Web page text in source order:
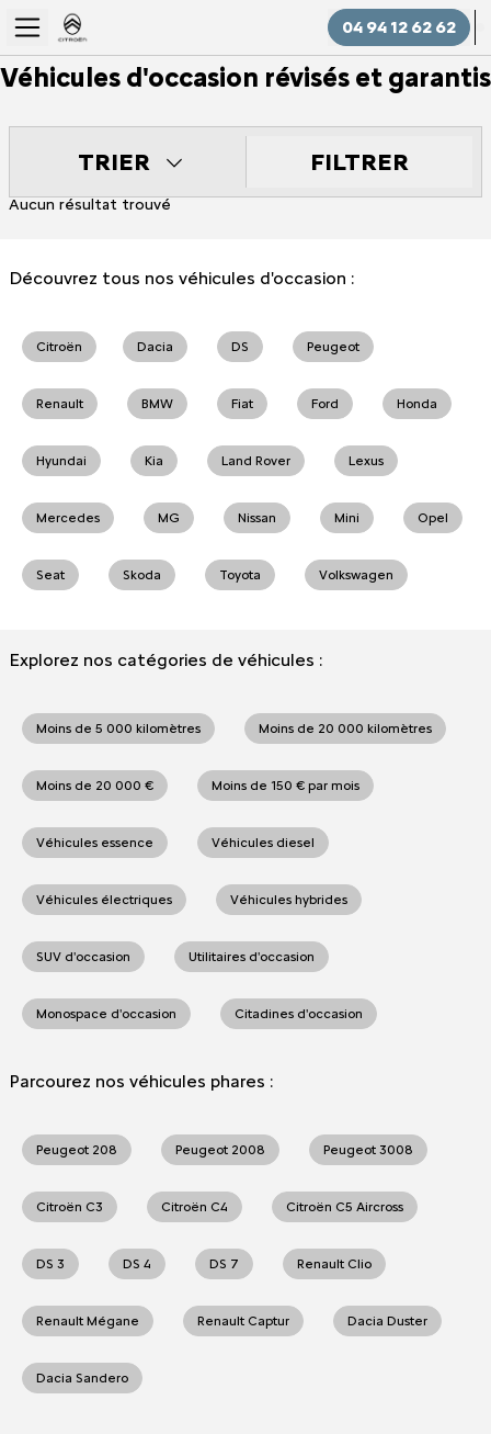
04 94 12 62 62
Véhicules d'occasion révisés et garantis
TRIER FILTRER
Aucun résultat trouvé
Découvrez tous nos véhicules d'occasion :
Citroën Dacia DS Peugeot
Renault BMW Fiat Ford Honda
Hyundai Kia Land Rover Lexus
Mercedes MG Nissan Mini Opel
Seat Skoda Toyota Volkswagen
Explorez nos catégories de véhicules :
Moins de 5 000 kilomètres Moins de 20 000 kilomètres
Moins de 20 000 € Moins de 150 € par mois
Véhicules essence Véhicules diesel
Véhicules électriques Véhicules hybrides
SUV d'occasion Utilitaires d'occasion
Monospace d'occasion Citadines d'occasion
Parcourez nos véhicules phares :
Peugeot 208 Peugeot 2008 Peugeot 3008
Citroën C3 Citroën C4 Citroën C5 Aircross
DS 3 DS 4 DS 7 Renault Clio
Renault Mégane Renault Captur Dacia Duster
Dacia Sandero